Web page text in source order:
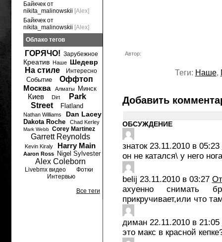
Автор:
Теги: Наше,
Добавить
ОБСУЖДЕНИЕ
знаток 23.11.2010 в 05:23
он не катался\ у него
belij 23.11.2010 в 03:27
ахуенно снимать
прикручивает,или что
диман 22.11.2010 в 21:05
это макс в красной
Байкчек от
nikita_malinowskii [Alex]
Байкчек от
nikita_malinowskii [Alex]
Облако тегов
ГОРЯЧО! Зарубежное
Креатив Наше Шедевр
На стиле Интересно
Событие
Оффтоп
Москва
Алматы Минск
Киев Dirt
Park
Street
Flatland
Nathan Williams Dan Lacey
Dakota Roche Chad Kerley
Mark Webb Corey Martinez
Garrett Reynolds
Kevin Kiraly Harry Main
Aaron Ross Nigel Sylvester
Alex Coleborn
Livebmx видео
Фотки
Интервью
Все теги